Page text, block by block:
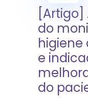
do
higiene
e
do